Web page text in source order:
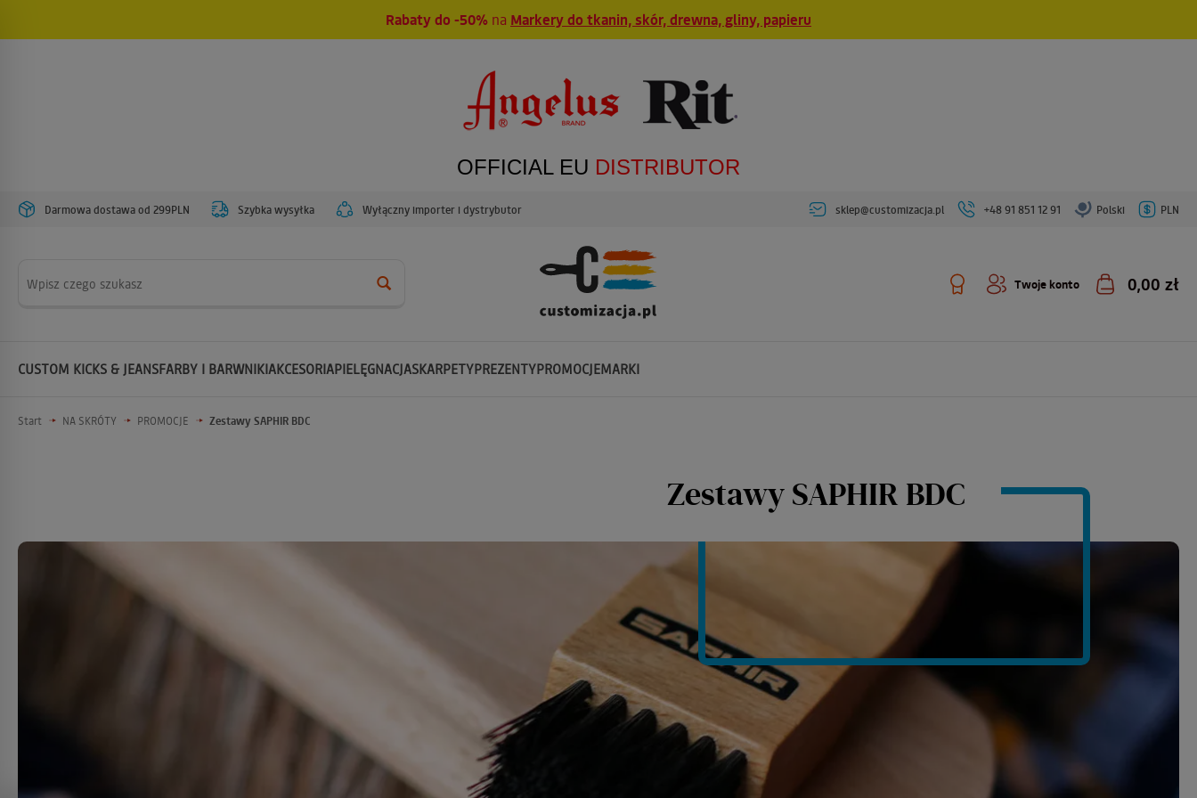
Rabaty do -50% na Markery do tkanin, skór, drewna, gliny, papieru
OFFICIAL EU DISTRIBUTOR
Darmowa dostawa od 299PLN Szybka wysyłka Wyłączny importer i dystrybutor sklep@customizacja.pl +48 91 851 12 91 Polski PLN
Twoje konto 0,00 zł
CUSTOM KICKS & JEANSFARBY I BARWNIKIAKCESORIAPIELĘGNACJASKARPETYPREZENTYPROMOCJEMARKI
Start NA SKRÓTY PROMOCJE Zestawy SAPHIR BDC
Zestawy SAPHIR BDC